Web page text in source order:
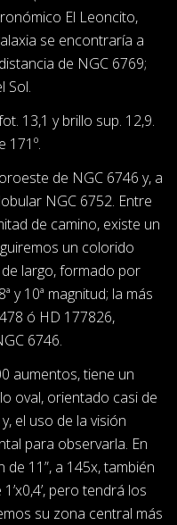
El Leoncito,
se encontraría a
de NGC 6769;
Sol.
13,1 y brillo sup. 12,9.
171º.
de NGC 6746 y, a
NGC 6752. Entre
de camino, existe un
un colorido
largo, formado por
y 10ª magnitud; la más
ó HD 177826,
6746.
aumentos, tiene un
oval, orientado casi de
el uso de la visión
para observarla. En
11”, a 145x, también
pero tendrá los
su zona central más